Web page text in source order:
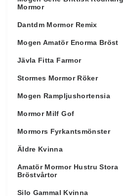
Mormor
Dantdm Mormor Remix
Mogen Amatör Enorma Bröst
Jävla Fitta Farmor
Stormes Mormor Röker
Mogen Rampljushortensia
Mormor Milf Gof
Mormors Fyrkantsmönster
Äldre Kvinna
Amatör Mormor Hustru Stora
Bröstvårtor
Silo Gammal Kvinna